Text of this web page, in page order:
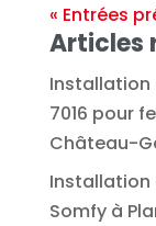
« Entrées
Articles
Installation
7016 pour
Château-
Installation
Somfy à